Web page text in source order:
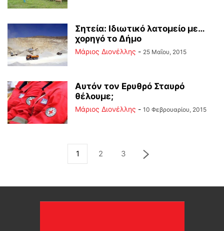
Σητεία: Ιδιωτικό λατομείο με…
χορηγό το Δήμο
Μάριος Διονέλλης - 25 Μαΐου, 2015
Αυτόν τον Ερυθρό Σταυρό
θέλουμε;
Μάριος Διονέλλης - 10 Φεβρουαρίου, 2015
1 2 3